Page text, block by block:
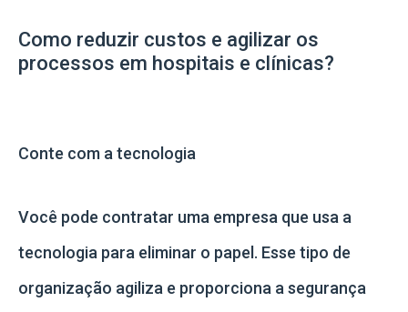
Como reduzir custos e agilizar os
processos em hospitais e clínicas?
Conte com a tecnologia
Você pode contratar uma empresa que usa a
tecnologia para eliminar o papel. Esse tipo de
organização agiliza e proporciona a segurança